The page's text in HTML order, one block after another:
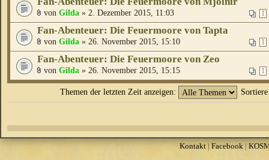
1
von Gilda » 2. Dezember 2015, 11:03
Fan-Abenteuer: Die Feuermoore von Tapta
1
von Gilda » 26. November 2015, 15:10
Fan-Abenteuer: Die Feuermoore von Zeo
1
von Gilda » 26. November 2015, 15:15
Themen der letzten Zeit anzeigen:
Kontakt| Facebook|